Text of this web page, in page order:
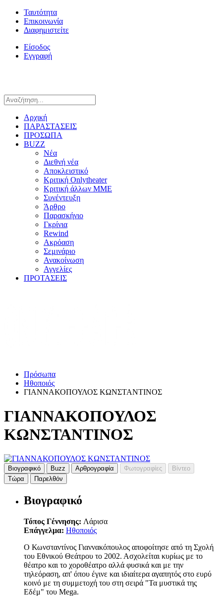
Ταυτότητα
Επικοινωνία
Διαφημιστείτε
Είσοδος
Εγγραφή
Αρχική
ΠΑΡΑΣΤΑΣΕΙΣ
ΠΡΟΣΩΠΑ
BUZZ
Νέα
Διεθνή νέα
Αποκλειστικό
Κριτική Onlytheater
Κριτική άλλων ΜΜΕ
Συνέντευξη
Άρθρο
Παρασκήνιο
Γκρίνια
Rewind
Ακρόαση
Σεμινάριο
Ανακοίνωση
Αγγελίες
ΠΡΟΤΑΣΕΙΣ
Πρόσωπα
Ηθοποιός
ΓΙΑΝΝΑΚΟΠΟΥΛΟΣ ΚΩΝΣΤΑΝΤΙΝΟΣ
ΓΙΑΝΝΑΚΟΠΟΥΛΟΣ
ΚΩΝΣΤΑΝΤΙΝΟΣ
Βιογραφικό Buzz Αρθρογραφία Φωτογραφίες
Βίντεο
Τώρα
Παρελθόν
Βιογραφικό
Τόπος Γέννησης: Λάρισα
Επάγγελμα: Ηθοποιός
Ο Κωνσταντίνος Γιαννακόπουλος αποφοίτησε από τη Σχολή
του Εθνικού Θεάτρου το 2002. Ασχολείται κυρίως με το
θέατρο και το χοροθέατρο αλλά φυσικά και με την
τηλεόραση, απ' όπου έγινε και ιδιαίτερα αγαπητός στο ευρύ
κοινό με τη συμμετοχή του στη σειρά "Τα μυστικά της
Εδέμ" του Mega.